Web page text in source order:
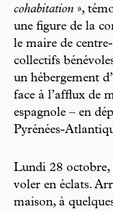
cohabitation »,
une figure de la
le maire de
collectifs
un hébergement
face à l’afflux de
espagnole – en
Pyrénées-
Lundi 28 octobre,
voler en éclats.
maison, à